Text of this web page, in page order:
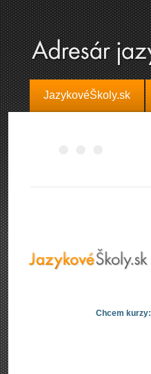
JazykovéŠkoly.sk
Chcem kurzy: